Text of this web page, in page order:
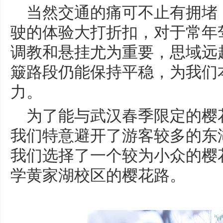
当然交通的痛可不止有拥
驶的体验大打折扣，对于常
调教和悬挂尤为重要，思域
簸路段仍能保持平稳，为我
力。
为了能与武汉春季限定的
我们特意避开了游客较多的
我们选择了一个较为小众的
学黄家湖校区的樱花路。